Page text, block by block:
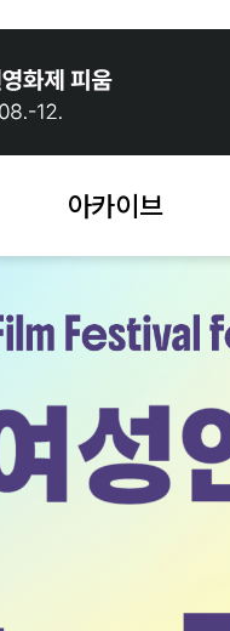
아카이브